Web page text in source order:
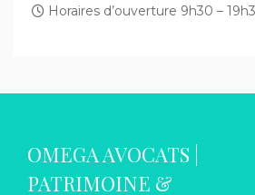
Horaires d’ouverture 9h30 –
OMEGA AVOCATS |
PATRIMOINE &